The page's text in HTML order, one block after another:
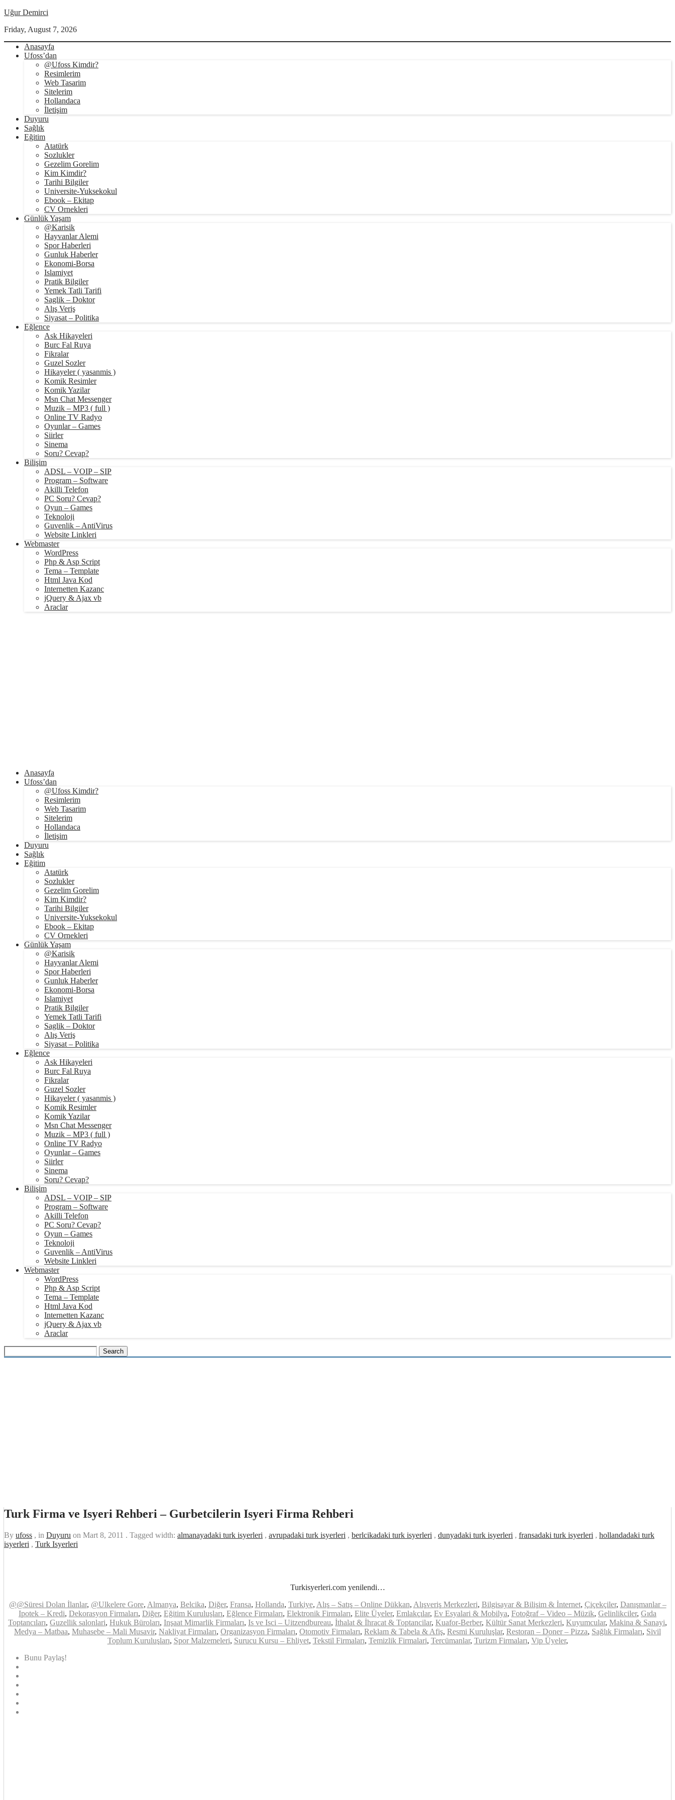
Uğur Demirci
Friday, August 7, 2026
Anasayfa
Ufoss’dan
@Ufoss Kimdir?
Resimlerim
Web Tasarim
Sitelerim
Hollandaca
İletişim
Duyuru
Sağlık
Eğitim
Atatürk
Sozlukler
Gezelim Gorelim
Kim Kimdir?
Tarihi Bilgiler
Universite-Yuksekokul
Ebook – Ekitap
CV Ornekleri
Günlük Yaşam
@Karisik
Hayvanlar Alemi
Spor Haberleri
Gunluk Haberler
Ekonomi-Borsa
Islamiyet
Pratik Bilgiler
Yemek Tatli Tarifi
Saglik – Doktor
Alış Veriş
Siyasat – Politika
Eğlence
Ask Hikayeleri
Burc Fal Ruya
Fikralar
Guzel Sozler
Hikayeler ( yasanmis )
Komik Resimler
Komik Yazilar
Msn Chat Messenger
Muzik – MP3 ( full )
Online TV Radyo
Oyunlar – Games
Siirler
Sinema
Soru? Cevap?
Bilişim
ADSL – VOIP – SIP
Program – Software
Akilli Telefon
PC Soru? Cevap?
Oyun – Games
Teknoloji
Guvenlik – AntiVirus
Website Linkleri
Webmaster
WordPress
Php & Asp Script
Tema – Template
Html Java Kod
Internetten Kazanc
jQuery & Ajax vb
Araclar
Anasayfa
Ufoss’dan
@Ufoss Kimdir?
Resimlerim
Web Tasarim
Sitelerim
Hollandaca
İletişim
Duyuru
Sağlık
Eğitim
Atatürk
Sozlukler
Gezelim Gorelim
Kim Kimdir?
Tarihi Bilgiler
Universite-Yuksekokul
Ebook – Ekitap
CV Ornekleri
Günlük Yaşam
@Karisik
Hayvanlar Alemi
Spor Haberleri
Gunluk Haberler
Ekonomi-Borsa
Islamiyet
Pratik Bilgiler
Yemek Tatli Tarifi
Saglik – Doktor
Alış Veriş
Siyasat – Politika
Eğlence
Ask Hikayeleri
Burc Fal Ruya
Fikralar
Guzel Sozler
Hikayeler ( yasanmis )
Komik Resimler
Komik Yazilar
Msn Chat Messenger
Muzik – MP3 ( full )
Online TV Radyo
Oyunlar – Games
Siirler
Sinema
Soru? Cevap?
Bilişim
ADSL – VOIP – SIP
Program – Software
Akilli Telefon
PC Soru? Cevap?
Oyun – Games
Teknoloji
Guvenlik – AntiVirus
Website Linkleri
Webmaster
WordPress
Php & Asp Script
Tema – Template
Html Java Kod
Internetten Kazanc
jQuery & Ajax vb
Araclar
Turk Firma ve Isyeri Rehberi – Gurbetcilerin Isyeri Firma Rehberi
By ufoss , in Duyuru on Mart 8, 2011 . Tagged width: almanayadaki turk isyerleri , avrupadaki turk isyerleri , berlcikadaki turk isyerleri , dunyadaki turk isyerleri , fransadaki turk isyerleri , hollandadaki turk
isyerleri , Turk Isyerleri
Turkisyerleri.com yenilendi…
@@Süresi Dolan İlanlar, @Ulkelere Gore, Almanya, Belcika, Diğer, Fransa, Hollanda, Turkiye, Alış – Satış – Online Dükkan, Alışveriş Merkezleri, Bilgisayar & Bilişim & İnternet, Çiçekçiler, Danışmanlar –
Ipotek – Kredi, Dekorasyon Firmaları, Diğer, Eğitim Kuruluşları, Eğlence Firmaları, Elektronik Firmaları, Elite Üyeler, Emlakçılar, Ev Esyalari & Mobilya, Fotoğraf – Video – Müzik, Gelinlikciler, Gıda
Toptancıları, Guzellik salonlari, Hukuk Büroları, Inşaat Mimarlik Firmaları, Is ve Isci – Uitzendbureau, İthalat & İhracat & Toptancilar, Kuafor-Berber, Kültür Sanat Merkezleri, Kuyumcular, Makina & Sanayi,
Medya – Matbaa, Muhasebe – Mali Musavir, Nakliyat Firmaları, Organizasyon Firmaları, Otomotiv Firmaları, Reklam & Tabela & Afiş, Resmi Kuruluşlar, Restoran – Doner – Pizza, Sağlık Firmaları, Sivil
Toplum Kuruluşları, Spor Malzemeleri, Surucu Kursu – Ehliyet, Tekstil Firmaları, Temizlik Firmalari, Tercümanlar, Turizm Firmaları, Vip Üyeler,
Bunu Paylaş!